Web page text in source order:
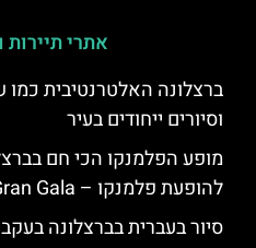
אתרי
ברצלונה האלטרנטיבית
וסיורים ייחודים בעיר
מופע הפלמנקו הכי חם
להופעת פלמנקו – Gran Gala
סיור בעברית בברצלונה